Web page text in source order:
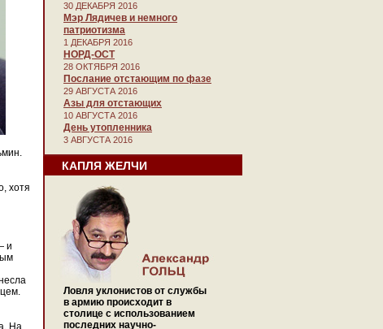
хотя
и
На
30 ДЕКАБРЯ 2016
Мэр Лядичев и немного
патриотизма
1 ДЕКАБРЯ 2016
НОРД-ОСТ
28 ОКТЯБРЯ 2016
Послание отстающим по фазе
29 АВГУСТА 2016
Азы для отстающих
10 АВГУСТА 2016
День утопленника
3 АВГУСТА 2016
КАПЛЯ ЖЕЛЧИ
Ловля уклонистов от службы
в армию происходит в
столице с использованием
последних научно-